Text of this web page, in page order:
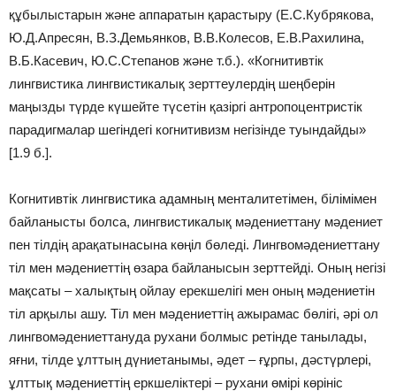
құбылыстарын және аппаратын қарастыру (Е.С.Кубрякова,
Ю.Д.Апресян, В.З.Демьянков, В.В.Колесов, Е.В.Рахилина,
В.Б.Касевич, Ю.С.Степанов және т.б.). «Когнитивтік
лингвистика лингвистикалық зерттеулердің шеңберін
маңызды түрде күшейте түсетін қазіргі антропоцентристік
парадигмалар шегіндегі когнитивизм негізінде туындайды»
[1.9 б.].
Когнитивтік лингвистика адамның менталитетімен, білімімен
байланысты болса, лингвистикалық мәдениеттану мәдениет
пен тілдің арақатынасына көңіл бөледі. Лингвомәдениеттану
тіл мен мәдениеттің өзара байланысын зерттейді. Оның негізі
мақсаты – халықтың ойлау ерекшелігі мен оның мәдениетін
тіл арқылы ашу. Тіл мен мәдениеттің ажырамас бөлігі, әрі ол
лингвомәдениеттануда рухани болмыс ретінде танылады,
яғни, тілде ұлттың дүниетанымы, әдет – ғұрпы, дәстүрлері,
ұлттық мәдениеттің еркшеліктері – рухани өмірі көрініс